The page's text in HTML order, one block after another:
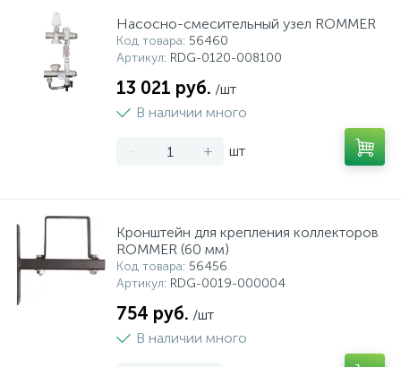
Насосно-смесительный узел ROMMER
Код товара: 56460
Артикул: RDG-0120-008100
13 021 руб. /шт
В наличии много
- + шт
Кронштейн для крепления коллекторов
ROMMER (60 мм)
Код товара: 56456
Артикул: RDG-0019-000004
754 руб. /шт
В наличии много
Фильтры под мойку
15